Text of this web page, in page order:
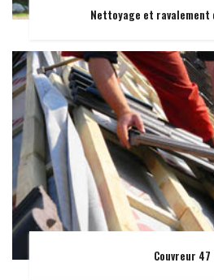
Nettoyage et ravalement
Couvreur 47